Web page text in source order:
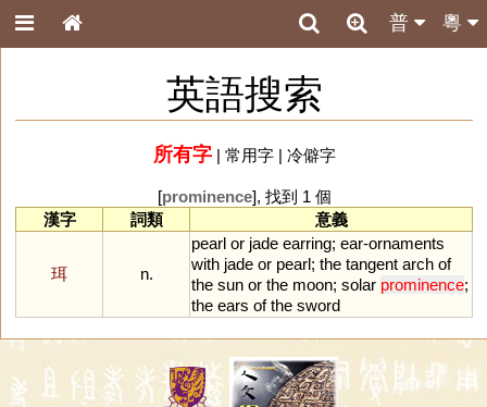
粵
普
英語搜索
所有字| 常用字| 冷僻字
[prominence], 找到 1 個
漢字
詞類 意義
珥 n.
pearl or jade earring; ear-ornaments
with jade or pearl; the tangent arch of
the sun or the moon; solar prominence;
the ears of the sword